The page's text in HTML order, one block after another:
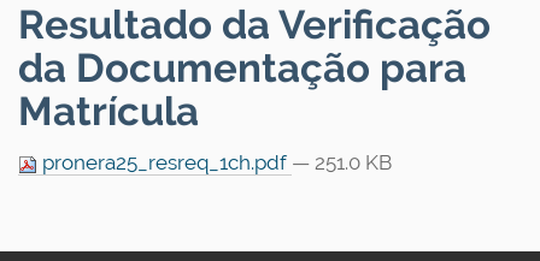
Resultado da Verificação
da Documentação para
Matrícula
pronera25_resreq_1ch.pdf — 251.0 KB